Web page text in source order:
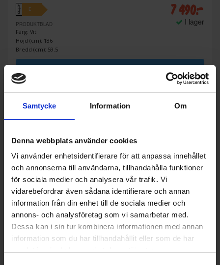
Samtycke Information Om
Denna webbplats använder cookies
Vi använder enhetsidentifierare för att anpassa innehållet
och annonserna till användarna, tillhandahålla funktioner
för sociala medier och analysera vår trafik. Vi
vidarebefordrar även sådana identifierare och annan
information från din enhet till de sociala medier och
annons- och analysföretag som vi samarbetar med.
Dessa kan i sin tur kombinera informationen med annan
information som du har tillhandahållit eller som de har
A
↑
G
E
PRODUKTBLAD
Färg: Vit
Höjd (cm): 186
Bredd (cm): 59.5
7 490:-
I lager